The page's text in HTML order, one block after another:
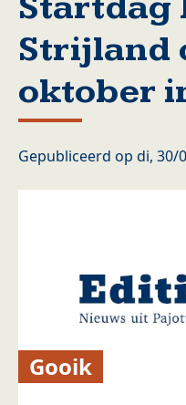
Strijland
oktober
Gepubliceerd op di, 30/
Gooik